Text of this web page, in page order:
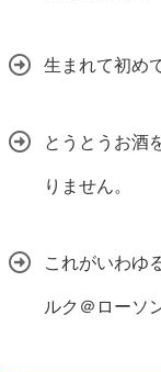
生まれて初め
とうとうお酒
りません。
これがいわゆ
ルク＠ローソ